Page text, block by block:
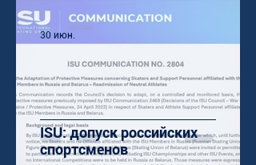
ISU: допуск российских
спортсменов
30 июн.